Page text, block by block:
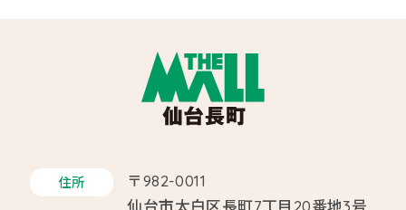
住所
〒982-0011
仙台市太白区長町7丁目20番地3号